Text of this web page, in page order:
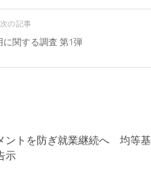
次の記事
に関する調査 第1弾
ントを防ぎ就業継続へ 均等基
示